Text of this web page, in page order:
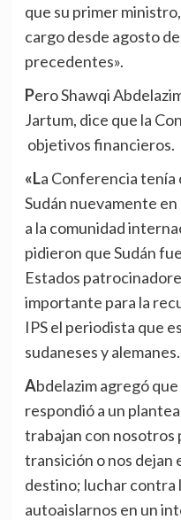
que su primer
cargo desde agosto
precedentes».
Pero Shawqi Abdelazim, un veterano periodista en
Jartum, dice que la
objetivos financieros.
«La Conferencia tenía objetivos políticos y puso a
Sudán nuevamente
a la comunidad
pidieron que Sudán
Estados
importante para la
IPS el periodista que
sudaneses y alemanes.
Abdelazim agregó que la comunidad internacional
respondió a un
trabajan con nosotros
transición o nos
destino; luchar contra
autoaislarnos en un